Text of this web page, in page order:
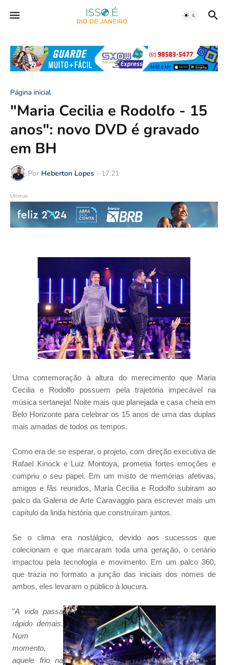
Página inicial
"Maria Cecilia e Rodolfo - 15
anos": novo DVD é gravado
em BH
Por Heberton Lopes - 17:21
Últimas
Uma comemoração à altura do merecimento que Maria
Cecilia e Rodolfo possuem pela trajetória impecável na
música sertaneja! Noite mais que planejada e casa cheia em
Belo Horizonte para celebrar os 15 anos de uma das duplas
mais amadas de todos os tempos.
Como era de se esperar, o projeto, com direção executiva de
Rafael Kinock e Luiz Montoya, prometia fortes emoções e
cumpriu o seu papel. Em um misto de memórias afetivas,
amigos e fãs reunidos, Maria Cecilia e Rodolfo subiram ao
palco da Galeria de Arte Caravaggio para escrever mais um
capítulo da linda história que construíram juntos.
Se o clima era nostálgico, devido aos sucessos que
colecionam e que marcaram toda uma geração, o cenário
impactou pela tecnologia e movimento. Em um palco 360,
que trazia no formato a junção das iniciais dos nomes de
ambos, eles levaram o público à loucura.
"A vida passa
rápido demais.
Num
momento,
aquele frio na